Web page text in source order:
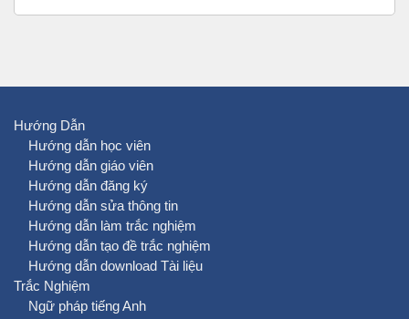
Hướng Dẫn
Hướng dẫn học viên
Hướng dẫn giáo viên
Hướng dẫn đăng ký
Hướng dẫn sửa thông tin
Hướng dẫn làm trắc nghiệm
Hướng dẫn tạo đề trắc nghiệm
Hướng dẫn download Tài liệu
Trắc Nghiệm
Ngữ pháp tiếng Anh